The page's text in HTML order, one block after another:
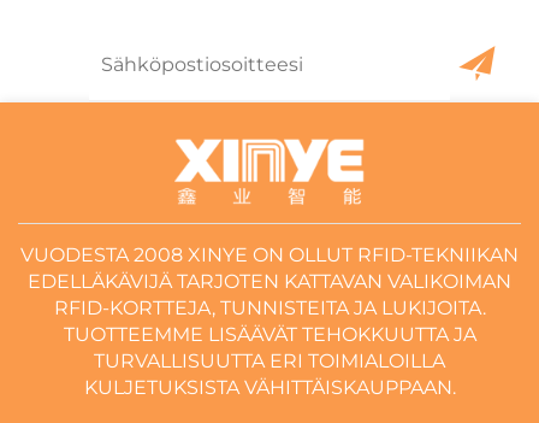
VUODESTA 2008 XINYE ON OLLUT RFID-TEKNIIKAN
EDELLÄKÄVIJÄ TARJOTEN KATTAVAN VALIKOIMAN
RFID-KORTTEJA, TUNNISTEITA JA LUKIJOITA.
TUOTTEEMME LISÄÄVÄT TEHOKKUUTTA JA
TURVALLISUUTTA ERI TOIMIALOILLA
KULJETUKSISTA VÄHITTÄISKAUPPAAN.